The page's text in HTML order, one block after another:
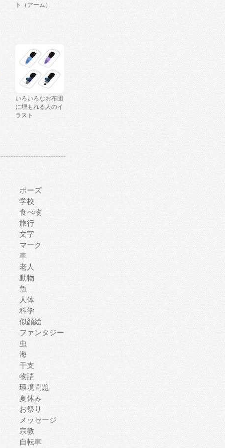
ト（アーム）
いろいろなお布団
に埋もれる人のイ
ラスト
ポーズ
学校
食べ物
旅行
文字
マーク
車
老人
動物
魚
人体
科学
似顔絵
ファンタジー
虫
海
干支
物語
環境問題
夏休み
お祭り
メッセージ
宗教
自転車